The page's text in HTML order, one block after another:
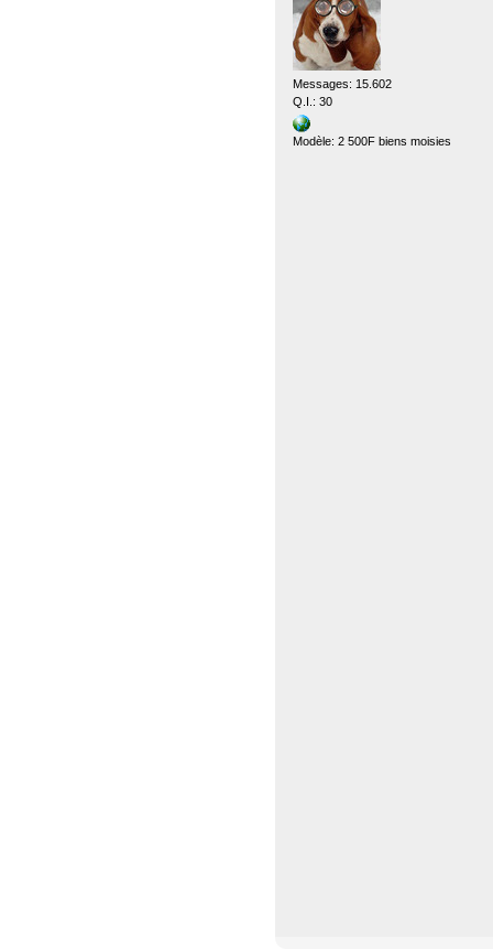
Messages: 15.602
Q.I.: 30
Modèle: 2 500F biens moisies